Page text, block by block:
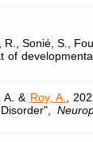
R., Sonié, S.,
of
A. & Roy, A.
,
Disorder",